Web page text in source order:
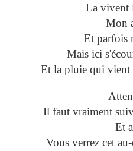
La vivent
Mon
Et parfois
Mais ici
Et la pluie qui vient
Il faut vraiment
Et
Vous verrez cet